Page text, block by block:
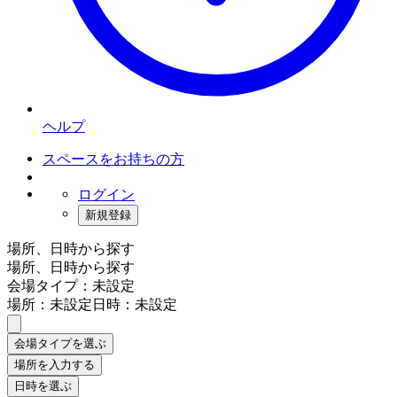
ヘルプ
スペースをお持ちの方
ログイン
新規登録
場所、日時から探す
場所、日時から探す
会場タイプ：未設定
場所：未設定日時：未設定
会場タイプを選ぶ
場所を入力する
日時を選ぶ